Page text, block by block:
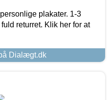
plakater. 1-3
returret. Klik her for at
Dialægt.dk